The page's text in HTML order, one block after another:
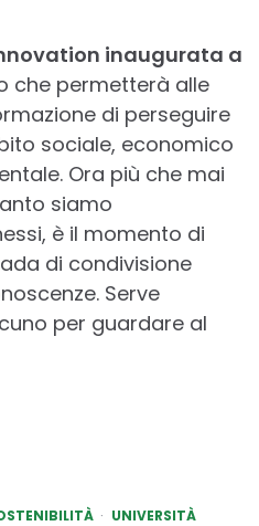
inaugurata a
che permetterà alle
di perseguire
sociale, economico
Ora più che mai
siamo
è il momento di
di condivisione
Serve
per guardare al
UNIVERSITÀ